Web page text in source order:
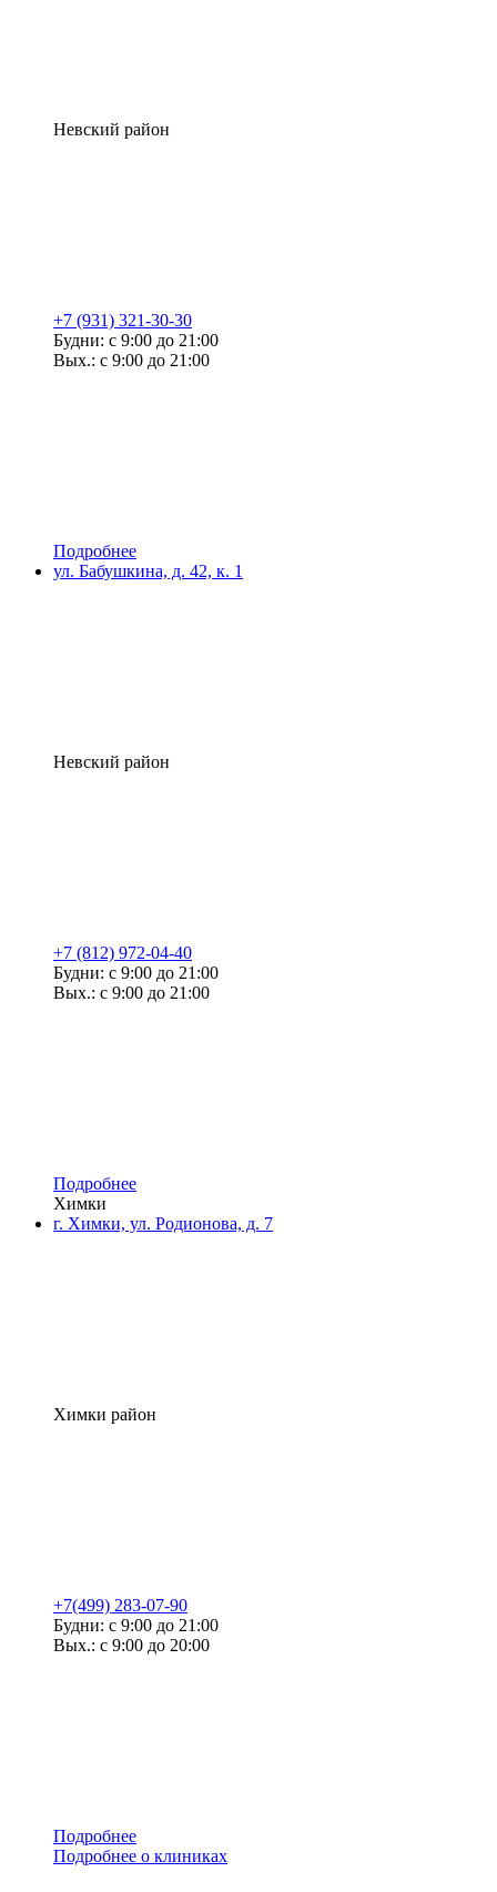
Невский район
+7 (931) 321-30-30
Будни: с 9:00 до 21:00
Вых.: с 9:00 до 21:00
Подробнее
ул. Бабушкина, д. 42, к. 1
Невский район
+7 (812) 972-04-40
Будни: с 9:00 до 21:00
Вых.: с 9:00 до 21:00
Подробнее
Химки
г. Химки, ул. Родионова, д. 7
Химки район
+7(499) 283-07-90
Будни: с 9:00 до 21:00
Вых.: с 9:00 до 20:00
Подробнее
Подробнее о клиниках